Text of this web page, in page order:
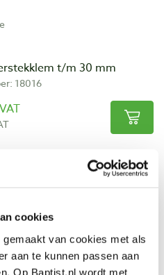
cookies
van cookies met als
aan te kunnen passen aan
Op Baptist.nl wordt met
t/m 30 mm
18016
t/m 45 mm
18017